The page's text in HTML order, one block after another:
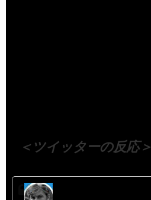
＜ツイッターの反応＞